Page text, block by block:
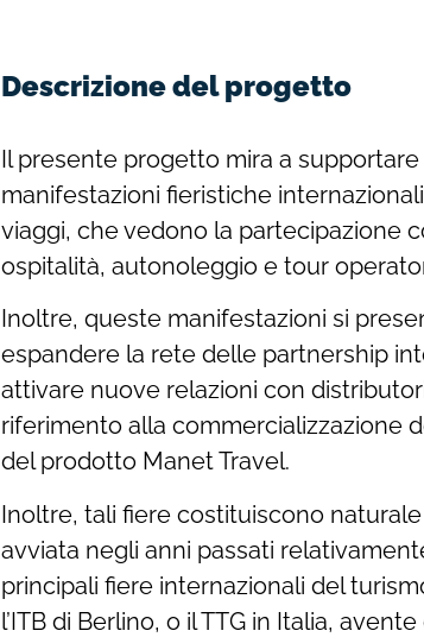
Descrizione del progetto
Il presente progetto mira a
manifestazioni fieristiche
viaggi, che vedono la partecipazione
ospitalità, autonoleggio e tour
Inoltre, queste manifestazioni si
espandere la rete delle partnership
attivare nuove relazioni con
riferimento alla commercializzazione
del prodotto Manet Travel.
Inoltre, tali fiere costituiscono
avviata negli anni passati
principali fiere internazionali del
l’ITB di Berlino, o il TTG in Italia,